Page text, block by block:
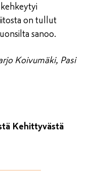
on tullut
sanoo.
Koivumäki, Pasi
Kehittyvästä